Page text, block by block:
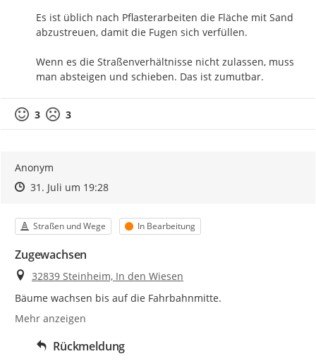
Es ist üblich nach Pflasterarbeiten die Fläche mit Sand
abzustreuen, damit die Fugen sich verfüllen.
Wenn es die Straßenverhältnisse nicht zulassen, muss
man absteigen und schieben. Das ist zumutbar.
3 3
Anonym
Zeitpunkt des Erstellens
Zeitpunkt des Erstellens
31. Juli um 19:28Zur Äußerung
Kategorie
Straßen und Wege Status
In Bearbeitung
Zugewachsen
Ort
32839 Steinheim, In den Wiesen
Bäume wachsen bis auf die Fahrbahnmitte.
Mehr anzeigen
Rückmeldung